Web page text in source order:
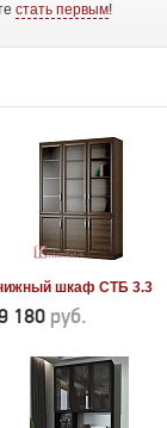
стать первым!
шкаф СТБ 3.3
180 руб.